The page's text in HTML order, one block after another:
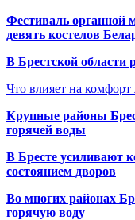
Фестиваль органной
девять костелов
В Брестской
Что влияет на
Крупные районы
горячей воды
В Бресте усиливают
состоянием дворов
Во многих районах
горячую воду